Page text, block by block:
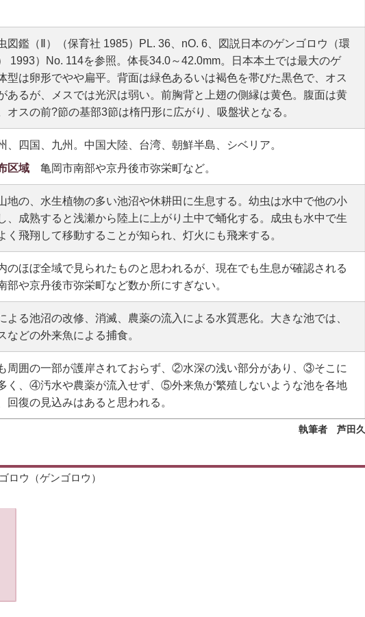
図鑑（Ⅱ）（保育社 1985）PL. 36、nO. 6、図説日本のゲンゴロウ（環
1993）No. 114を参照。体長34.0～42.0mm。日本本土では最大のゲ
型は卵形でやや扁平。背面は緑色あるいは褐色を帯びた黒色で、オス
あるが、メスでは光沢は弱い。前胸背と上翅の側縁は黄色。腹面は黄
オスの前?節の基部3節は楕円形に広がり、吸盤状となる。
、四国、九州。中国大陸、台湾、朝鮮半島、シベリア。
区域 亀岡市南部や京丹後市弥栄町など。
地の、水生植物の多い池沼や休耕田に生息する。幼虫は水中で他の小
、成熟すると浅瀬から陸上に上がり土中で蛹化する。成虫も水中で生
く飛翔して移動することが知られ、灯火にも飛来する。
のほぼ全域で見られたものと思われるが、現在でも生息が確認される
部や京丹後市弥栄町など数か所にすぎない。
よる池沼の改修、消滅、農薬の流入による水質悪化。大きな池では、
などの外来魚による捕食。
周囲の一部が護岸されておらず、②水深の浅い部分があり、③そこに
く、④汚水や農薬が流入せず、⑤外来魚が繁殖しないような池を各地
回復の見込みはあると思われる。
執筆者 芦田久
ロウ（ゲンゴロウ）